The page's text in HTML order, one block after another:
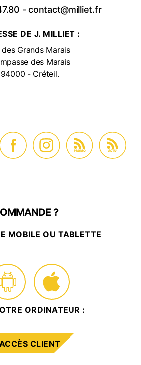
-contact@milliet.fr
DE J. MILLIET :
des Grands Marais
des Marais
94000 - Créteil.
PROMO ACTU
?
MOBILE OU TABLETTE
ORDINATEUR :
ACCÈS CLIENT